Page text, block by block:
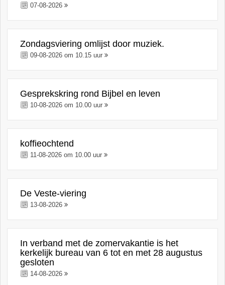
07-08-2026
Zondagsviering omlijst door muziek.
09-08-2026 om 10.15 uur
Gesprekskring rond Bijbel en leven
10-08-2026 om 10.00 uur
koffieochtend
11-08-2026 om 10.00 uur
De Veste-viering
13-08-2026
In verband met de zomervakantie is het
kerkelijk bureau van 6 tot en met 28 augustus
gesloten
14-08-2026